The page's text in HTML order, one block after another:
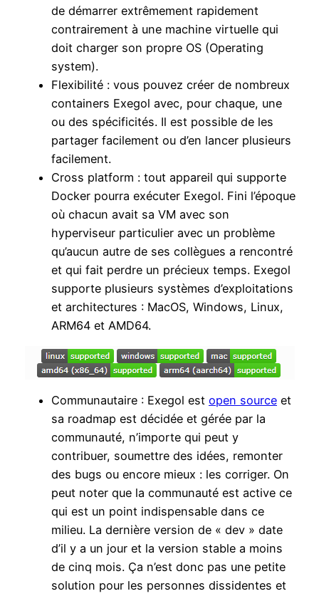
de démarrer extrêmement rapidement
contrairement à une machine virtuelle qui
doit charger son propre OS (Operating
system).
Flexibilité : vous pouvez créer de nombreux
containers Exegol avec, pour chaque, une
ou des spécificités. Il est possible de les
partager facilement ou d’en lancer plusieurs
facilement.
Cross platform : tout appareil qui supporte
Docker pourra exécuter Exegol. Fini l’époque
où chacun avait sa VM avec son
hyperviseur particulier avec un problème
qu’aucun autre de ses collègues a rencontré
et qui fait perdre un précieux temps. Exegol
supporte plusieurs systèmes d’exploitations
et architectures : MacOS, Windows, Linux,
ARM64 et AMD64.
Communautaire : Exegol est open source et
sa roadmap est décidée et gérée par la
communauté, n’importe qui peut y
contribuer, soumettre des idées, remonter
des bugs ou encore mieux : les corriger. On
peut noter que la communauté est active ce
qui est un point indispensable dans ce
milieu. La dernière version de « dev » date
d’il y a un jour et la version stable a moins
de cinq mois. Ça n’est donc pas une petite
solution pour les personnes dissidentes et